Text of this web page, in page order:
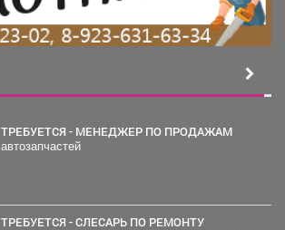
ТРЕБУЕТСЯ - МЕНЕДЖЕР ПО ПРОДАЖАМ
автозапчастей
ТРЕБУЕТСЯ - СЛЕСАРЬ ПО РЕМОНТУ